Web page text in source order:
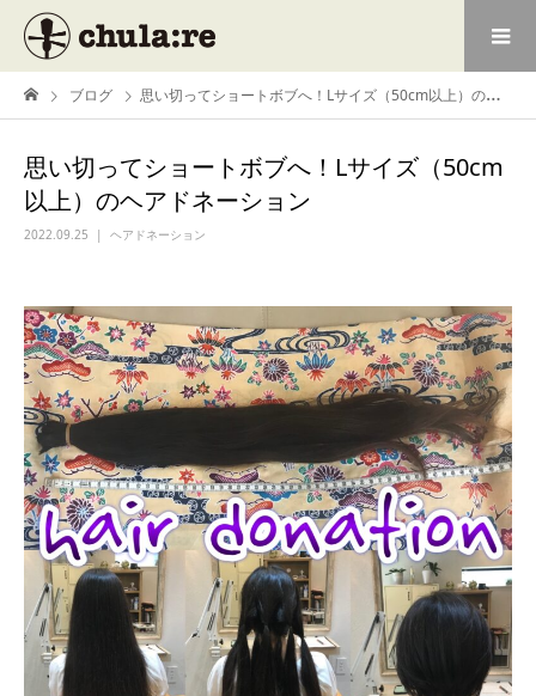
ブログ 思い切ってショートボブへ！Lサイズ（50cm以上）のヘアドネーション
思い切ってショートボブへ！Lサイズ（50cm
以上）のヘアドネーション
2022.09.25 ヘアドネーション